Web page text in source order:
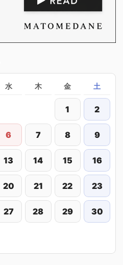
水 木 金 土
1 2
6 7 8 9
13 14 15 16
20 21 22 23
27 28 29 30